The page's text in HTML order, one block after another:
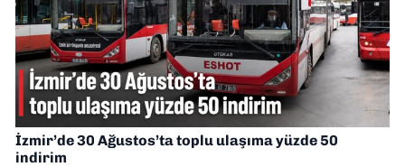
İzmir’de 30 Ağustos’ta toplu ulaşıma yüzde 50
indirim